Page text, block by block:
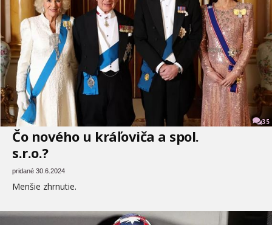
35
Čo nového u kráľoviča a spol.
s.r.o.?
pridané 30.6.2024
Menšie zhrnutie.